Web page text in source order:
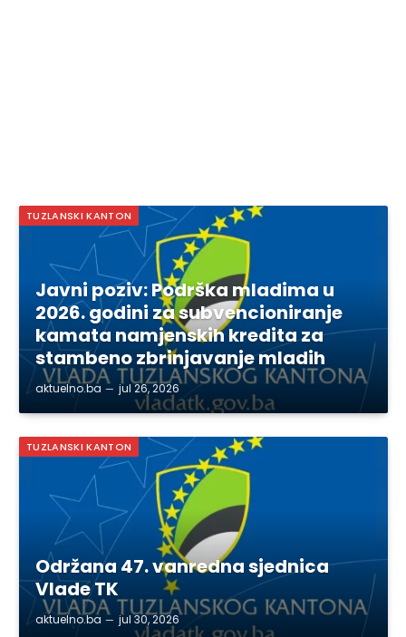
TUZLANSKI KANTON
Javni poziv: Podrška mladima u
2026. godini za subvencioniranje
kamata namjenskih kredita za
stambeno zbrinjavanje mladih
aktuelno.ba jul 26, 2026
TUZLANSKI KANTON
Održana 47. vanredna sjednica
Vlade TK
aktuelno.ba jul 30, 2026